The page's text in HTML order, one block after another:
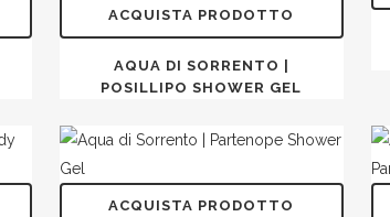
ACQUISTA PRODOTTO
AQUA DI SORRENTO |
POSILLIPO SHOWER GEL
ACQUISTA PRODOTTO